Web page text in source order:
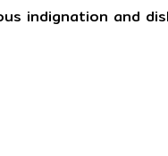
indignation and